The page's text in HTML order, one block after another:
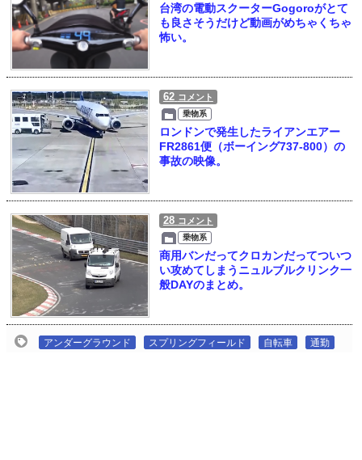
台湾の電動スクーターGogoroがとて
も良さそうだけど動画がめちゃくちゃ
怖い。
62 コメント
乗物系
ロンドンで発生したライアンエアー
FR2861便（ボーイング737-800）の
事故の映像。
28 コメント
乗物系
商用バンだってクロカンだってついつ
い攻めてしまうニュルブルクリンク一
般DAYのまとめ。
アンダーグラウンド スプリングフィールド 自転車 通勤